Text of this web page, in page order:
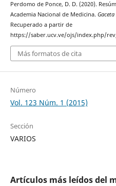
Perdomo de Ponce, D. D. (2020).
Academia Nacional de Medicina. Gaceta
Recuperado a partir de
https://saber.ucv.ve/ojs/index.php/
Más formatos de cita
Número
Vol. 123 Núm. 1 (2015)
Sección
VARIOS
Artículos más leídos del